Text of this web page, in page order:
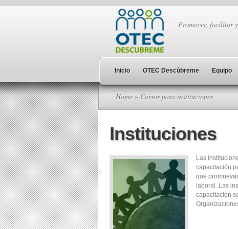
Promover, facilitar
Inicio OTEC Descúbreme Equipo
Home » Cursos para instituciones
Instituciones
Las
capacitación
que
laboral. Las
capacitación